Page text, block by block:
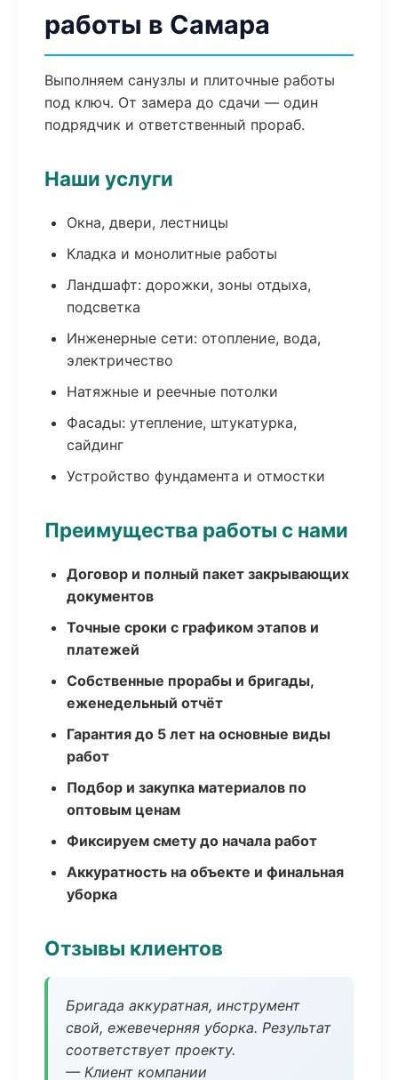
работы в Самара
Выполняем санузлы и плиточные работы
под ключ. От замера до сдачи — один
подрядчик и ответственный прораб.
Наши услуги
Окна, двери, лестницы
Кладка и монолитные работы
Ландшафт: дорожки, зоны отдыха,
подсветка
Инженерные сети: отопление, вода,
электричество
Натяжные и реечные потолки
Фасады: утепление, штукатурка,
сайдинг
Устройство фундамента и отмостки
Преимущества работы с нами
Договор и полный пакет закрывающих
документов
Точные сроки с графиком этапов и
платежей
Собственные прорабы и бригады,
еженедельный отчёт
Гарантия до 5 лет на основные виды
работ
Подбор и закупка материалов по
оптовым ценам
Фиксируем смету до начала работ
Аккуратность на объекте и финальная
уборка
Отзывы клиентов
Бригада аккуратная, инструмент
свой, ежевечерняя уборка. Результат
соответствует проекту.
— Клиент компании